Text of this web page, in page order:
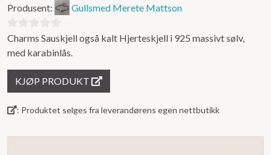
Produsent: Gullsmed Merete Mattson
0
ut
Charms Sauskjell også kalt Hjerteskjell i 925 massivt sølv,
med karabinlås.
KJØP PRODUKT
: Produktet selges fra leverandørens egen nettbutikk